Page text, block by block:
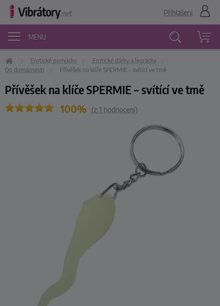
MENU
Přihlášení
Erotické pomůcky
Erotické dárky a legrácky
Do domácnosti
Přívěšek na klíče SPERMIE - svítící ve tmě
Přívěšek na klíče SPERMIE – svítící ve tmě
100% (z 1 hodnocení)